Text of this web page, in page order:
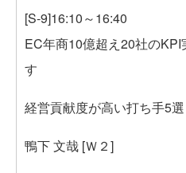
[S-9]16:10～16:40
EC年商10億超え20社のKPI
す
経営貢献度が高い打ち手5選
鴨下 文哉 [Ｗ２]